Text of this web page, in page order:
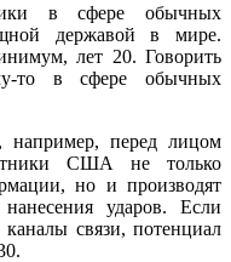
в сфере обычных
державой в мире.
лет 20. Говорить
то в сфере обычных
например, перед лицом
США не только
но и производят
нанесения ударов. Если
связи, потенциал